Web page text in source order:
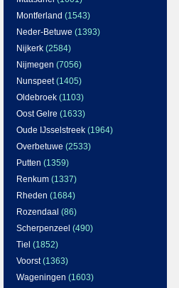
Montferland (1543)
Neder-Betuwe (1393)
Nijkerk (2584)
Nijmegen (7056)
Nunspeet(1405)
Oldebroek (1103)
Oost Gelre (1633)
Oude IJsselstreek (1964)
Overbetuwe (2533)
Putten (1359)
Renkum (1337)
Rheden (1684)
Rozendaal (86)
Scherpenzeel (490)
Tiel (1852)
Voorst(1363)
Wageningen (1603)